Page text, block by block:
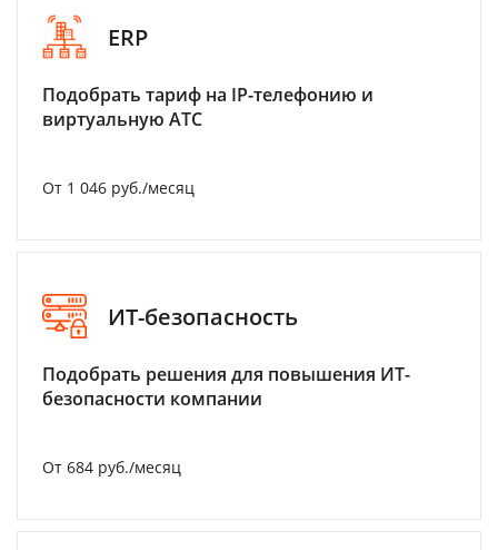
ERP
Подобрать тариф на IP-телефонию и
виртуальную АТС
От 1 046 руб./месяц
ИТ-безопасность
Подобрать решения для повышения ИТ-
безопасности компании
От 684 руб./месяц